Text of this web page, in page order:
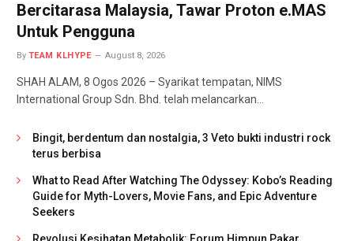
Bercitarasa Malaysia, Tawar Proton e.MAS
Untuk Pengguna
By TEAM KLHYPE August 8, 2026
SHAH ALAM, 8 Ogos 2026 – Syarikat tempatan, NIMS
International Group Sdn. Bhd. telah melancarkan…
Bingit, berdentum dan nostalgia, 3 Veto bukti industri rock
terus berbisa
What to Read After Watching The Odyssey: Kobo’s Reading
Guide for Myth-Lovers, Movie Fans, and Epic Adventure
Seekers